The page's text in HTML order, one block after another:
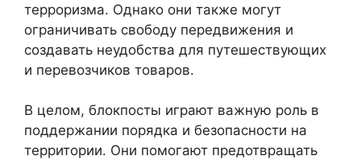
терроризма. Однако они также могут
ограничивать свободу передвижения и
создавать неудобства для путешествующих
и перевозчиков товаров.
В целом, блокпосты играют важную роль в
поддержании порядка и безопасности на
территории. Они помогают предотвращать